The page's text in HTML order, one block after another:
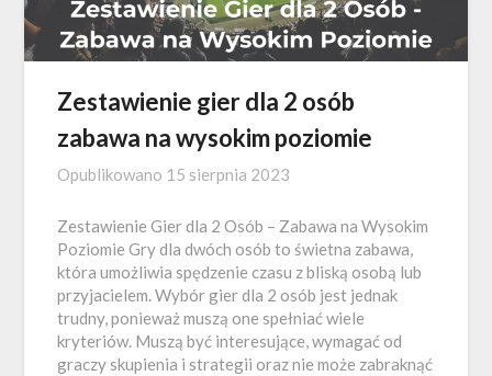
Zestawienie gier dla 2 osób
zabawa na wysokim poziomie
Opublikowano 15 sierpnia 2023
Zestawienie Gier dla 2 Osób – Zabawa na Wysokim
Poziomie Gry dla dwóch osób to świetna zabawa,
która umożliwia spędzenie czasu z bliską osobą lub
przyjacielem. Wybór gier dla 2 osób jest jednak
trudny, ponieważ muszą one spełniać wiele
kryteriów. Muszą być interesujące, wymagać od
graczy skupienia i strategii oraz nie może zabraknąć